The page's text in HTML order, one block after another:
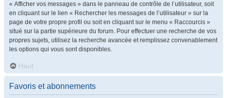
« Afficher vos messages » dans le panneau de contrôle de l’utilisateur, soit
en cliquant sur le lien « Rechercher les messages de l’utilisateur » sur la
page de votre propre profil ou soit en cliquant sur le menu « Raccourcis »
situé sur la partie supérieure du forum. Pour effectuer une recherche de vos
propres sujets, utilisez la recherche avancée et remplissez convenablement
les options qui vous sont disponibles.
Haut
Favoris et abonnements